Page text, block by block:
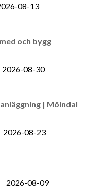
08-13
och bygg
2026-08-30
| Mölndal
2026-08-23
2026-08-09